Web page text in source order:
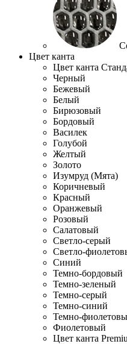
Цвет канта
Цвет канта
Черный
Бежевый
Белый
Бирюзовый
Бордовый
Василек
Голубой
Желтый
Золото
Изумруд (Мята)
Коричневый
Красный
Оранжевый
Розовый
Салатовый
Светло-серый
Светло-
Синий
Темно-бордовый
Темно-зеленый
Темно-серый
Темно-синий
Темно-
Фиолетовый
Цвет канта